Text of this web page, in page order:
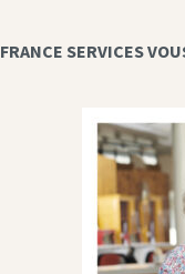
FRANCE SERVICES